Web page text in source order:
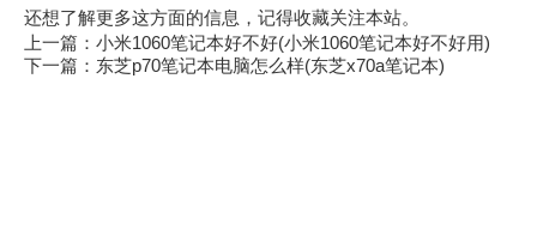
还想了解更多这方面的信息，记得收藏关注本站。
上一篇： 小米1060笔记本好不好(小米1060笔记本好不好用)
下一篇： 东芝p70笔记本电脑怎么样(东芝x70a笔记本)